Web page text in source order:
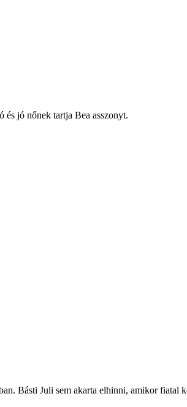
és jó nőnek tartja Bea asszonyt.
Básti Juli sem akarta elhinni, amikor fiatal